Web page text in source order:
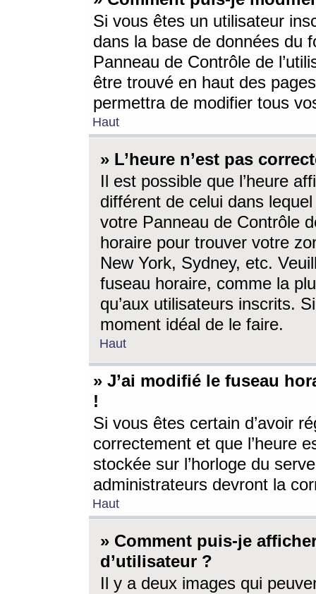
Si vous êtes un utilisateur
dans la base de données du
Panneau de Contrôle de
être trouvé en haut des
permettra de modifier tous
Haut
» L’heure n’est pas
Il est possible que l’heure
différent de celui dans
votre Panneau de Contrôle
horaire pour trouver votre
New York, Sydney, etc.
fuseau horaire, comme la
qu’aux utilisateurs inscrits.
moment idéal de le faire.
Haut
» J’ai modifié le fuseau
!
Si vous êtes certain d’avoir
correctement et que l’heure
stockée sur l’horloge du
administrateurs devront la
Haut
» Comment puis-je
d’utilisateur ?
Il y a deux images qui